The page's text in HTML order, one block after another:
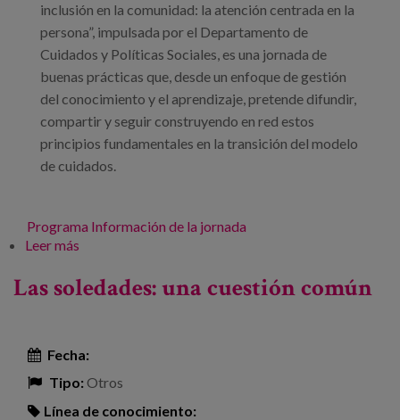
inclusión en la comunidad: la atención centrada en la
persona”, impulsada por el Departamento de
Cuidados y Políticas Sociales, es una jornada de
buenas prácticas que, desde un enfoque de gestión
del conocimiento y el aprendizaje, pretende difundir,
compartir y seguir construyendo en red estos
principios fundamentales en la transición del modelo
de cuidados.
Programa Información de la jornada
Leer más
atención centrada en la persona
Las soledades: una cuestión común
Fecha:
Tipo:Otros
Línea de conocimiento: